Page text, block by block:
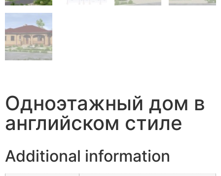
Одноэтажный дом в
английском стиле
Additional information